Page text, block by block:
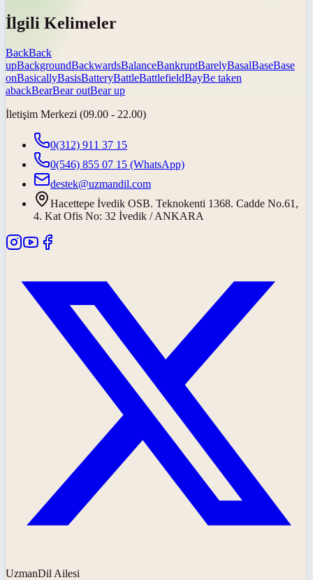
İlgili Kelimeler
BackBack
upBackgroundBackwardsBalanceBankruptBarelyBasalBaseBase
onBasicallyBasisBatteryBattleBattlefieldBayBe taken
abackBearBear outBear up
İletişim Merkezi (09.00 - 22.00)
0(312) 911 37 15
0(546) 855 07 15 (WhatsApp)
destek@uzmandil.com
Hacettepe İvedik OSB. Teknokenti 1368. Cadde No.61,
4. Kat Ofis No: 32 İvedik / ANKARA
UzmanDil Ailesi